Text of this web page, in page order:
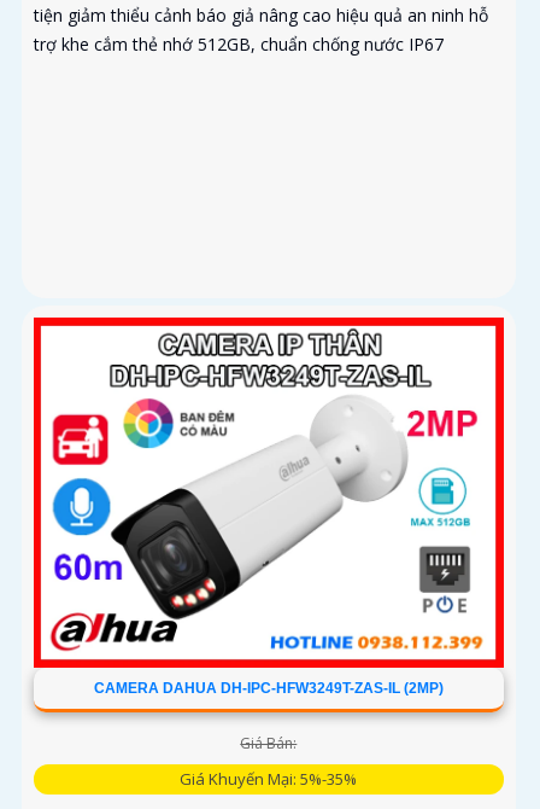
tiện giảm thiểu cảnh báo giả nâng cao hiệu quả an ninh hỗ
trợ khe cắm thẻ nhớ 512GB, chuẩn chống nước IP67
CAMERA DAHUA DH-IPC-HFW3249T-ZAS-IL (2MP)
Giá Bán:
Giá Khuyến Mại: 5%-35%